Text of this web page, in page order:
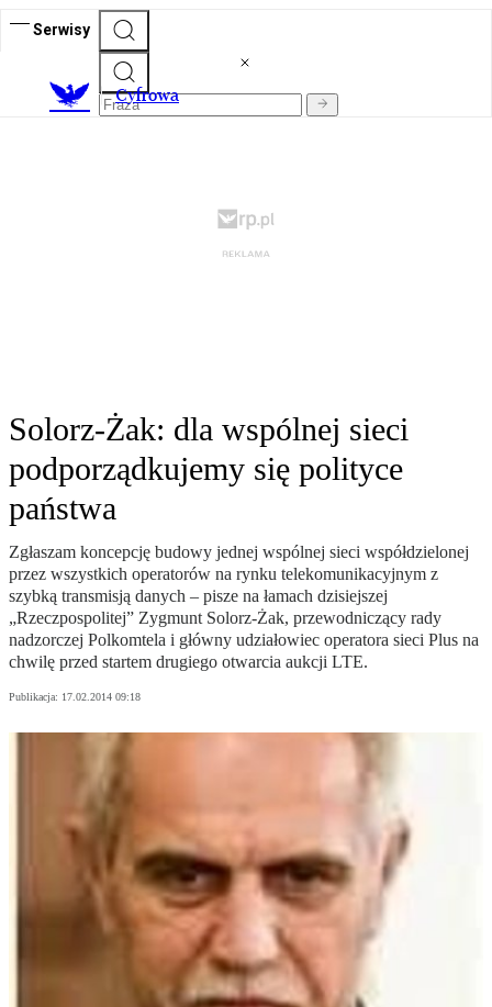
Serwisy
Cyfrowa
Solorz-Żak: dla wspólnej sieci
podporządkujemy się polityce
państwa
Zgłaszam koncepcję budowy jednej wspólnej sieci współdzielonej
przez wszystkich operatorów na rynku telekomunikacyjnym z
szybką transmisją danych – pisze na łamach dzisiejszej
„Rzeczpospolitej” Zygmunt Solorz-Żak, przewodniczący rady
nadzorczej Polkomtela i główny udziałowiec operatora sieci Plus na
chwilę przed startem drugiego otwarcia aukcji LTE.
Publikacja: 17.02.2014 09:18